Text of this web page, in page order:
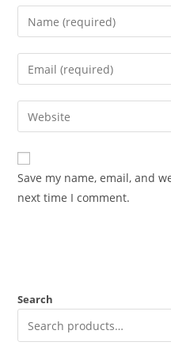
Enter
your
name
comment
Enter
your
email
address
comment
Enter
your
website
URL
(optional)
Save my name, email, and
next time I comment.
Search